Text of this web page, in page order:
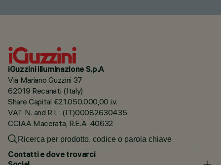
iGuzzini illuminazione S.p.A
Via Mariano Guzzini 37
62019 Recanati (Italy)
Share Capital €21.050.000,00 i.v.
VAT N. and R.I. : (IT)00082630435
CCIAA Macerata, R.E.A. 40632
Contatti e dove trovarci